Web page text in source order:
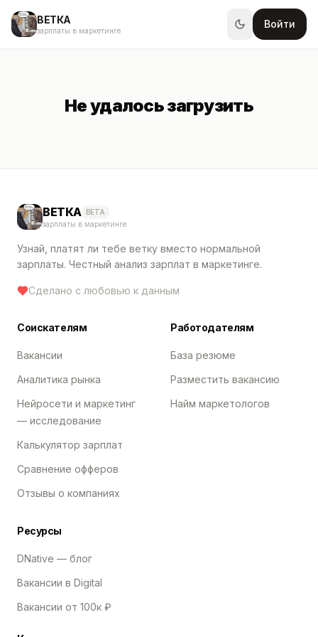
ВЕТКА
зарплаты в маркетинге
Войти
Не удалось загрузить
ВЕТКА BETA
зарплаты в маркетинге
Узнай, платят ли тебе ветку вместо нормальной
зарплаты. Честный анализ зарплат в маркетинге.
Сделано с любовью к данным
Соискателям
Вакансии
Аналитика рынка
Нейросети и маркетинг
— исследование
Калькулятор зарплат
Сравнение офферов
Отзывы о компаниях
Работодателям
База резюме
Разместить вакансию
Найм маркетологов
Ресурсы
DNative — блог
Вакансии в Digital
Вакансии от 100к ₽